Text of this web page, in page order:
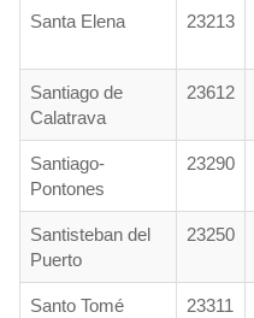
Santa Elena 23213
Santiago de
Calatrava
23612
Santiago-
Pontones
23290
Santisteban del
Puerto
23250
Santo Tomé 23311